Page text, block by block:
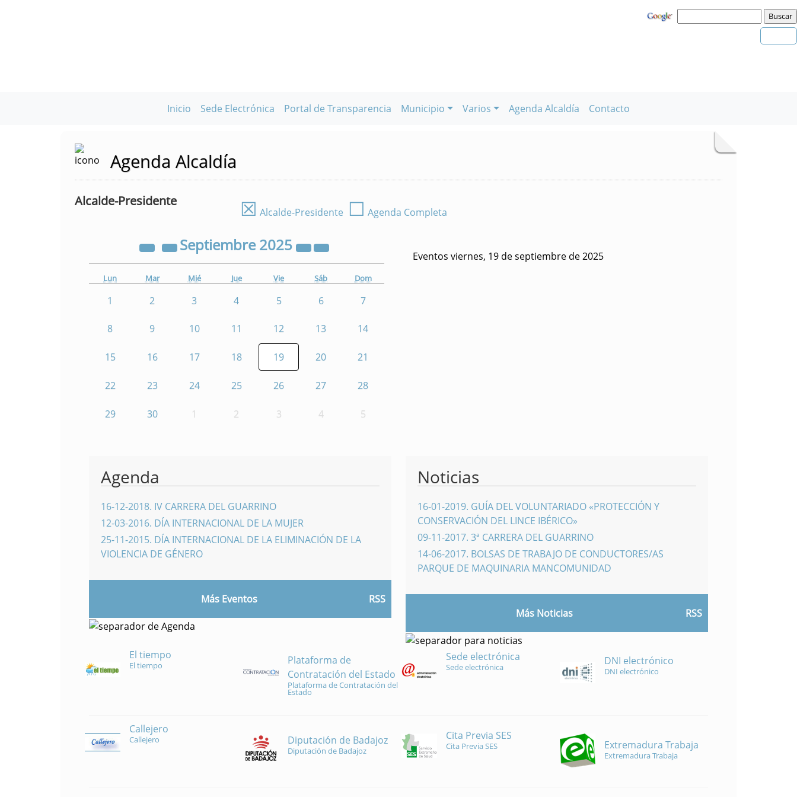
Inicio Sede Electrónica Portal de Transparencia Municipio Varios Agenda Alcaldía Contacto
Agenda Alcaldía
Alcalde-Presidente ☒ Alcalde-Presidente ☐ Agenda Completa
Septiembre2025
Lun Mar Mié Jue Vie Sáb Dom
1 2 3 4 5 6 7
8 9 10 11 12 13 14
15 16 17 18 19 20 21
22 23 24 25 26 27 28
29 30 1 2 3 4 5
Eventos viernes, 19 de septiembre de 2025
Agenda
16-12-2018. IV CARRERA DEL GUARRINO
12-03-2016. DÍA INTERNACIONAL DE LA MUJER
25-11-2015. DÍA INTERNACIONAL DE LA ELIMINACIÓN DE LA
VIOLENCIA DE GÉNERO
Más Eventos RSS
Noticias
16-01-2019. GUÍA DEL VOLUNTARIADO «PROTECCIÓN Y
CONSERVACIÓN DEL LINCE IBÉRICO»
09-11-2017. 3ª CARRERA DEL GUARRINO
14-06-2017. BOLSAS DE TRABAJO DE CONDUCTORES/AS
PARQUE DE MAQUINARIA MANCOMUNIDAD
Más Noticias RSS
El tiempo
El tiempo
Plataforma de
Contratación del Estado
Plataforma de Contratación del
Estado
Sede electrónica
Sede electrónica DNI electrónico
DNI electrónico
Callejero
Callejero Diputación de Badajoz
Diputación de Badajoz
Cita Previa SES
Cita Previa SES Extremadura Trabaja
Extremadura Trabaja